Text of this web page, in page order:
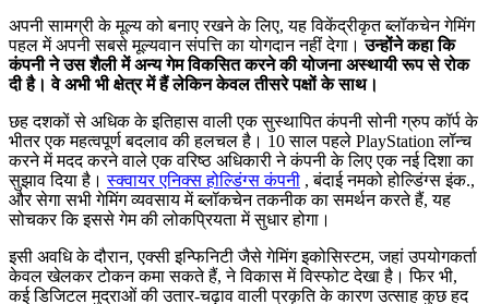
अपनी सामग्री के मूल्य को बनाए रखने के लिए, यह विकेंद्रीकृत ब्लॉकचेन गेमिंग
पहल में अपनी सबसे मूल्यवान संपत्ति का योगदान नहीं देगा।उन्होंने कहा कि
कंपनी ने उस शैली में अन्य गेम विकसित करने की योजना अस्थायी रूप से रोक
दी है। वे अभी भी क्षेत्र में हैं लेकिन केवल तीसरे पक्षों के साथ।
छह दशकों से अधिक के इतिहास वाली एक सुस्थापित कंपनी सोनी ग्रुप कॉर्प के
भीतर एक महत्वपूर्ण बदलाव की हलचल है। 10 साल पहले PlayStation लॉन्च
करने में मदद करने वाले एक वरिष्ठ अधिकारी ने कंपनी के लिए एक नई दिशा का
सुझाव दिया है।स्क्वायर एनिक्स होल्डिंग्स कंपनी , बंदाई नमको होल्डिंग्स इंक.,
और सेगा सभी गेमिंग व्यवसाय में ब्लॉकचेन तकनीक का समर्थन करते हैं, यह
सोचकर कि इससे गेम की लोकप्रियता में सुधार होगा।
इसी अवधि के दौरान, एक्सी इन्फिनिटी जैसे गेमिंग इकोसिस्टम, जहां उपयोगकर्ता
केवल खेलकर टोकन कमा सकते हैं, ने विकास में विस्फोट देखा है। फिर भी,
कई डिजिटल मुद्राओं की उतार-चढ़ाव वाली प्रकृति के कारण उत्साह कुछ हद